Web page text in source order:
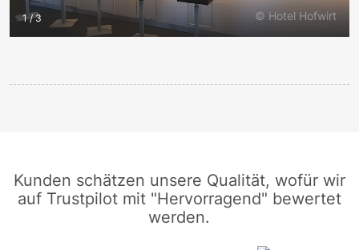
© Hotel Hofwirt
1 / 3
Kunden schätzen unsere Qualität, wofür wir
auf Trustpilot mit "Hervorragend" bewertet
werden.